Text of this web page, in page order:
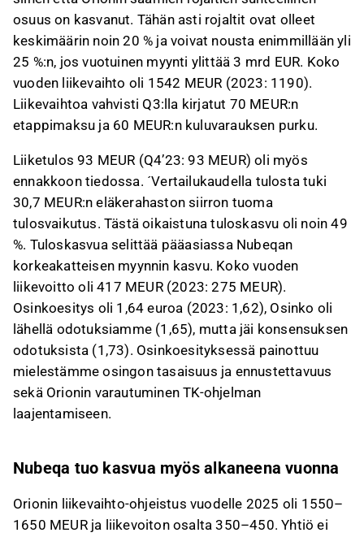
osuus on kasvanut. Tähän asti rojaltit ovat olleet
keskimäärin noin 20 % ja voivat nousta enimmillään yli
25 %:n, jos vuotuinen myynti ylittää 3 mrd EUR. Koko
vuoden liikevaihto oli 1542 MEUR (2023: 1190).
Liikevaihtoa vahvisti Q3:lla kirjatut 70 MEUR:n
etappimaksu ja 60 MEUR:n kuluvarauksen purku.
Liiketulos 93 MEUR (Q4’23: 93 MEUR) oli myös
ennakkoon tiedossa. ´Vertailukaudella tulosta tuki
30,7 MEUR:n eläkerahaston siirron tuoma
tulosvaikutus. Tästä oikaistuna tuloskasvu oli noin 49
%. Tuloskasvua selittää pääasiassa Nubeqan
korkeakatteisen myynnin kasvu. Koko vuoden
liikevoitto oli 417 MEUR (2023: 275 MEUR).
Osinkoesitys oli 1,64 euroa (2023: 1,62), Osinko oli
lähellä odotuksiamme (1,65), mutta jäi konsensuksen
odotuksista (1,73). Osinkoesityksessä painottuu
mielestämme osingon tasaisuus ja ennustettavuus
sekä Orionin varautuminen TK-ohjelman
laajentamiseen.
Nubeqa tuo kasvua myös alkaneena vuonna
Orionin liikevaihto-ohjeistus vuodelle 2025 oli 1550–
1650 MEUR ja liikevoiton osalta 350–450. Yhtiö ei